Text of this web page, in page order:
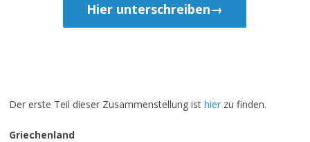
Hier unterschreiben→
Der erste Teil dieser Zusammenstellung isthier zu finden.
Griechenland